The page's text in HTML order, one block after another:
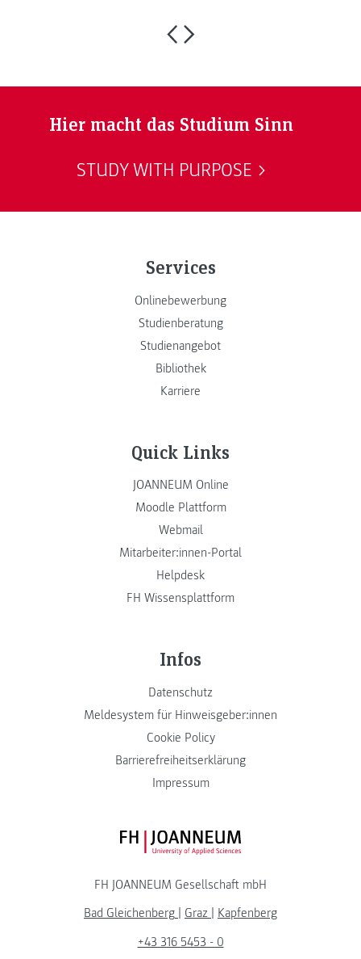
Hier macht das Studium Sinn
STUDY WITH PURPOSE
Services
Onlinebewerbung
Studienberatung
Studienangebot
Bibliothek
Karriere
Quick Links
JOANNEUM Online
Moodle Plattform
Webmail
Mitarbeiter:innen-Portal
Helpdesk
FH Wissensplattform
Infos
Datenschutz
Meldesystem für Hinweisgeber:innen
Cookie Policy
Barrierefreiheitserklärung
Impressum
FH JOANNEUM Logo
FH JOANNEUM Gesellschaft mbH
Bad Gleichenberg
Graz
Kapfenberg
+43 316 5453 - 0